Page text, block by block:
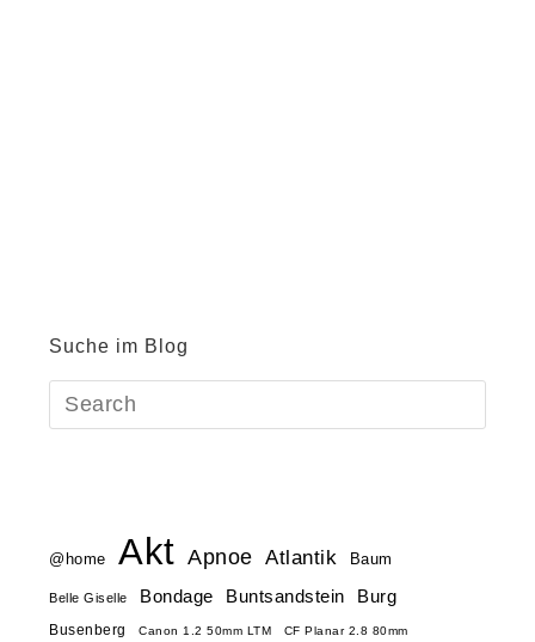
Suche im Blog
@home Akt Apnoe Atlantik Baum
Belle Giselle Bondage Buntsandstein Burg
Busenberg Canon 1.2 50mm LTM CF Planar 2.8 80mm